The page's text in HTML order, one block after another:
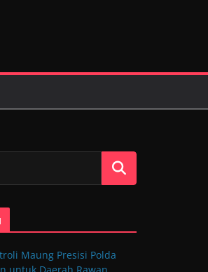
Maung Presisi Polda